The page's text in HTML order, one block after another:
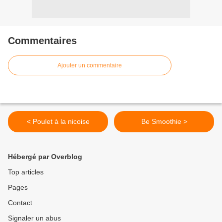
Commentaires
Ajouter un commentaire
< Poulet à la nicoise Be Smoothie >
Hébergé par Overblog
Top articles
Pages
Contact
Signaler un abus